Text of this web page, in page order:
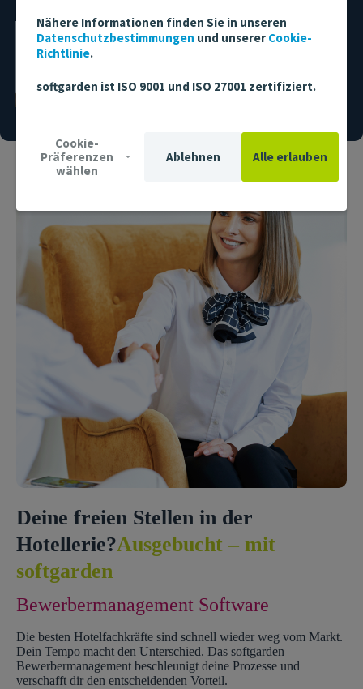
Nähere Informationen finden Sie in unseren
Datenschutzbestimmungen und unserer Cookie-
Richtlinie.
softgarden ist ISO 9001 und ISO 27001 zertifiziert.
Cookie-
Präferenzen
wählen
Ablehnen Alle erlauben
east Hotel Hamburg
Deine freien Stellen in der
Hotellerie?Ausgebucht – mit
softgarden
Bewerbermanagement Software
Die besten Hotelfachkräfte sind schnell wieder weg vom Markt.
Dein Tempo macht den Unterschied. Das softgarden
Bewerbermanagement beschleunigt deine Prozesse und
verschafft dir den entscheidenden Vorteil.